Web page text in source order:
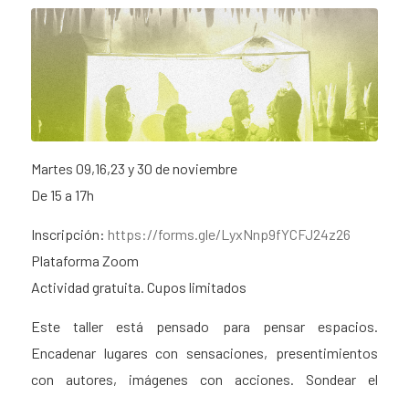
Martes 09,16,23 y 30 de noviembre
De 15 a 17h
Inscripción: https://forms.gle/LyxNnp9fYCFJ24z26
Plataforma Zoom
Actividad gratuita. Cupos limitados
Este taller está pensado para pensar espacios.
Encadenar lugares con sensaciones, presentimientos
con autores, imágenes con acciones. Sondear el